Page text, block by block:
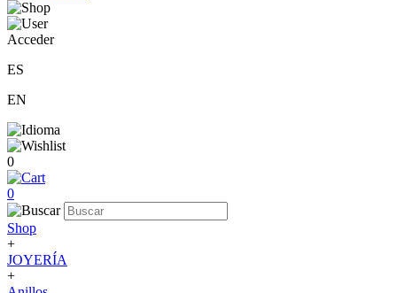
Acceder
ES
EN
0
0
Shop
+
JOYERÍA
+